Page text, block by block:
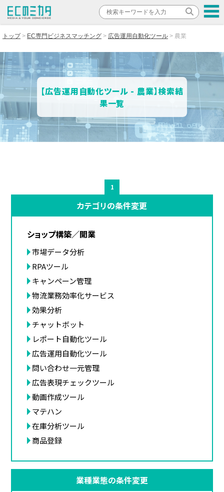
トップ EC専門ビジネスマッチング 広告運用自動化ツール 農業
【広告運用自動化ツール - 農業】検索結
果一覧
1
カテゴリの条件変更
ショップ構築／開業
市場データ分析
RPAツール
キャンペーン管理
物流業務効率化サービス
効果分析
チャットボット
レポート自動化ツール
広告運用自動化ツール
問い合わせ一元管理
広告表現チェックツール
動画作成ツール
マテハン
在庫分析ツール
商品登録
業種業態の条件変更